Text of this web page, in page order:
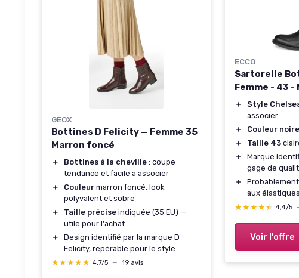
GEOX
Bottines D Felicity — Femme 35
Marron foncé
＋ Bottines à la cheville : coupe
tendance et facile à associer
＋
Couleur marron foncé, look
polyvalent et sobre
＋
Taille précise indiquée (35 EU) —
utile pour l'achat
＋
Design identifié par la marque D
Felicity, repérable pour le style
★★★★★
★★★★★ 4,7/5 — 19 avis
ECCO
Sartorelle
Femme - 43 -
＋ Style
associer
＋
Couleur noire
＋
Taille 43
＋
Marque
gage de
＋
aux
★★★★★
★★★★★ 4,4/5
Voir l'offre